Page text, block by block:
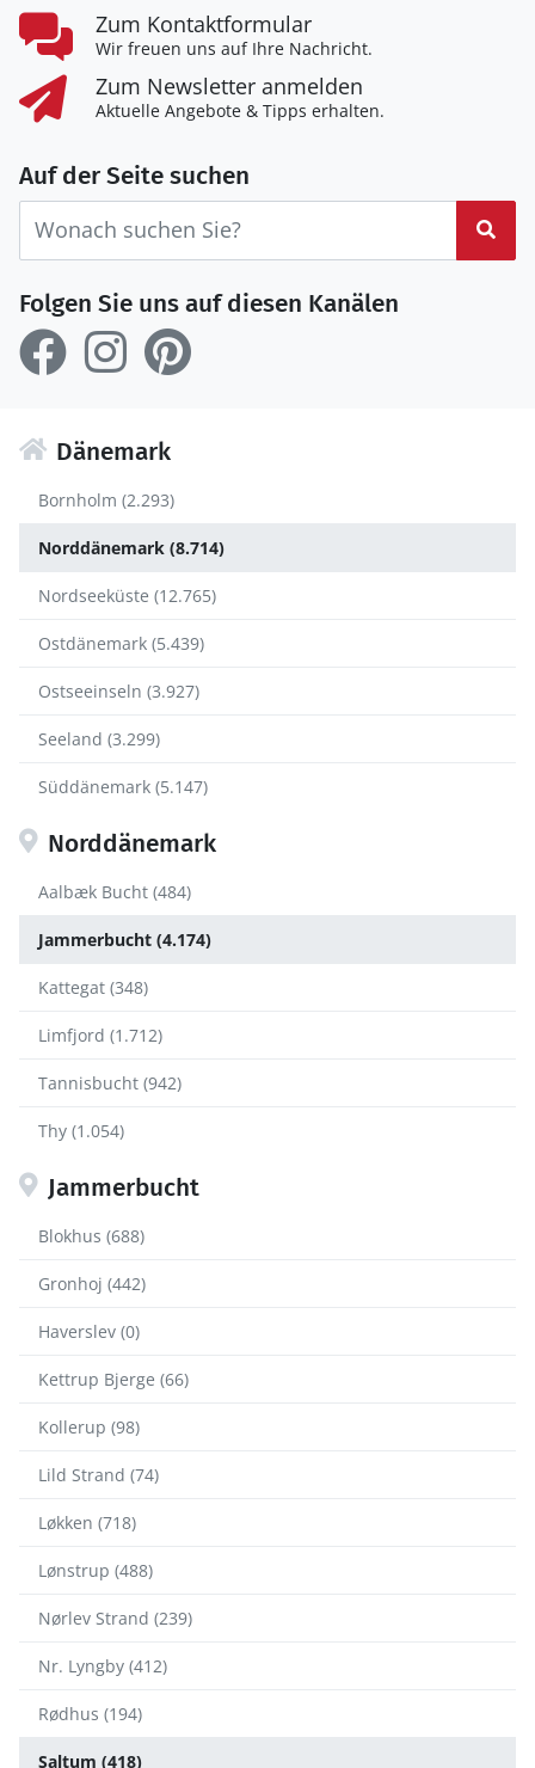
Zum Kontaktformular
Wir freuen uns auf Ihre Nachricht.
Zum Newsletter anmelden
Aktuelle Angebote & Tipps erhalten.
Auf der Seite suchen
Folgen Sie uns auf diesen Kanälen
Dänemark
Bornholm (2.293)
Norddänemark (8.714)
Nordseeküste (12.765)
Ostdänemark (5.439)
Ostseeinseln (3.927)
Seeland (3.299)
Süddänemark (5.147)
Norddänemark
Aalbæk Bucht (484)
Jammerbucht (4.174)
Kattegat (348)
Limfjord (1.712)
Tannisbucht (942)
Thy (1.054)
Jammerbucht
Blokhus (688)
Gronhoj (442)
Haverslev (0)
Kettrup Bjerge (66)
Kollerup (98)
Lild Strand (74)
Løkken (718)
Lønstrup (488)
Nørlev Strand (239)
Nr. Lyngby (412)
Rødhus (194)
Saltum (418)